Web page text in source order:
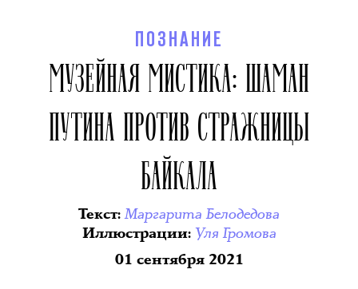
ПОЗНАНИЕ
МУЗЕЙНАЯ МИСТИКА: ШАМАН
ПУТИНА ПРОТИВ СТРАЖНИЦЫ
БАЙКАЛА
Текст:Маргарита Белодедова
Иллюстрации: Уля Громова
01 сентября 2021